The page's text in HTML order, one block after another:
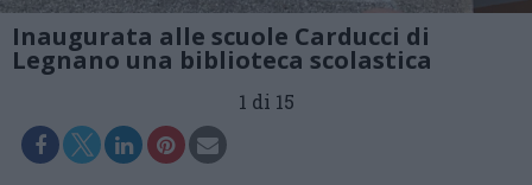
Inaugurata alle scuole Carducci di
Legnano una biblioteca scolastica
1 di 15